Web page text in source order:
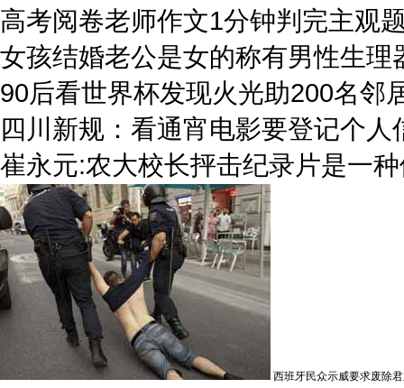
高考阅卷老师作文1分钟判完主观
女孩结婚老公是女的称有男性生理
90后看世界杯发现火光助200名邻
四川新规：看通宵电影要登记个人
崔永元:农大校长抨击纪录片是一
西班牙民众示威要求废除